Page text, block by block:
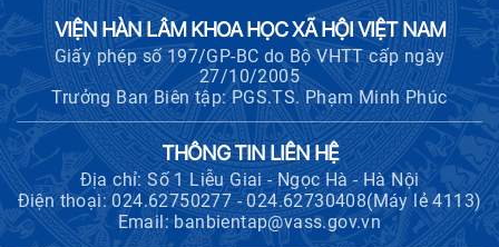
VIỆN HÀN LÂM KHOA HỌC XÃ HỘI VIỆT NAM
Giấy phép số 197/GP-BC do Bộ VHTT cấp ngày
27/10/2005
Trưởng Ban Biên tập: PGS.TS. Phạm Minh Phúc
THÔNG TIN LIÊN HỆ
Địa chỉ: Số 1 Liễu Giai - Ngọc Hà - Hà Nội
Điện thoại: 024.62750277 - 024.62730408(Máy lẻ 4113)
Email: banbientap@vass.gov.vn